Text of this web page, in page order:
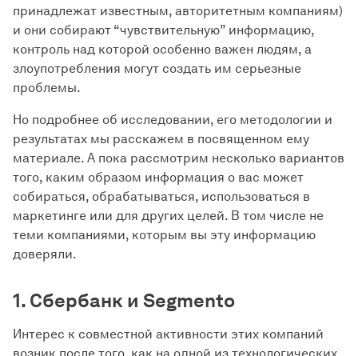
принадлежат известным, авторитетным компаниям)
и они собирают “чувствительную” информацию,
контроль над которой особенно важен людям, а
злоупотребления могут создать им серьезные
проблемы.
Но подробнее об исследовании, его методологии и
результатах мы расскажем в посвященном ему
материале. А пока рассмотрим несколько вариантов
того, каким образом информация о вас может
собираться, обрабатываться, использоваться в
маркетинге или для других целей. В том числе не
теми компаниями, которым вы эту информацию
доверяли.
1. Сбербанк и Segmento
Интерес к совместной активности этих компаний